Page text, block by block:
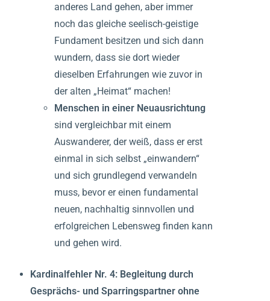
anderes Land gehen, aber immer
noch das gleiche seelisch-geistige
Fundament besitzen und sich dann
wundern, dass sie dort wieder
dieselben Erfahrungen wie zuvor in
der alten „Heimat“ machen!
Menschen in einer Neuausrichtung
sind vergleichbar mit einem
Auswanderer, der weiß, dass er erst
einmal in sich selbst „einwandern“
und sich grundlegend verwandeln
muss, bevor er einen fundamental
neuen, nachhaltig sinnvollen und
erfolgreichen Lebensweg finden kann
und gehen wird.
Kardinalfehler Nr. 4: Begleitung durch
Gesprächs- und Sparringspartner ohne